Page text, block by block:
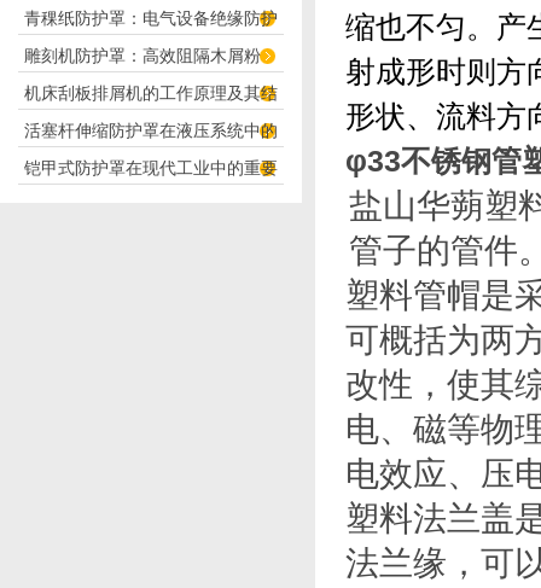
青稞纸防护罩：电气设备绝缘防护
专用方案
雕刻机防护罩：高效阻隔木屑粉
尘，守护设备精度与安全
机床刮板排屑机的工作原理及其结
构分析
活塞杆伸缩防护罩在液压系统中的
应用
铠甲式防护罩在现代工业中的重要
缩也不匀。产
射成形时则方
形状、流料方
φ33不锈钢管
盐山华蒴塑
管子的管件
塑料管帽是
可概括为两
改性，使其
电、磁等物
电效应、压
塑料法兰盖
法兰缘，可